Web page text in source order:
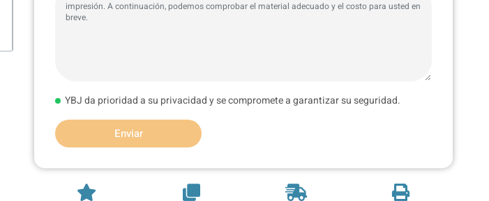
YBJ da prioridad a su privacidad y se compromete a garantizar su seguridad.
Enviar